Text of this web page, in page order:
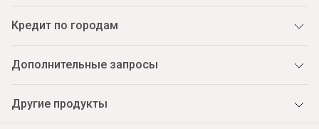
Кредит по городам
Дополнительные запросы
Другие продукты